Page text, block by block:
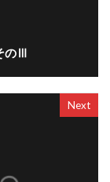
のⅢ
Next